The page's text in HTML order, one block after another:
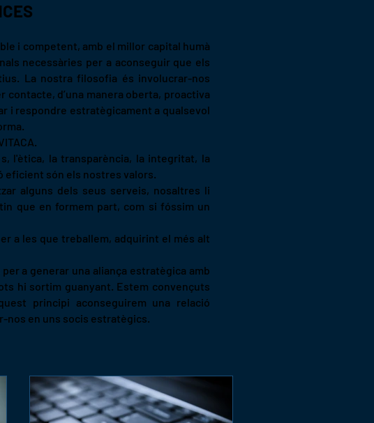
i competent, amb el millor capital humà
necessàries per a aconseguir que els
La nostra filosofia és involucrar-nos
d’una manera oberta, proactiva
i respondre estratègicament a qualsevol
l'ètica, la transparència, la integritat, la
eficient són els nostres valors.
alguns dels seus serveis, nosaltres li
que en formem part, com si fóssim un
a les que treballem, adquirint el més alt
a generar una aliança estratègica amb
hi sortim guanyant. Estem convençuts
principi aconseguirem una relació
en uns socis estratègics.